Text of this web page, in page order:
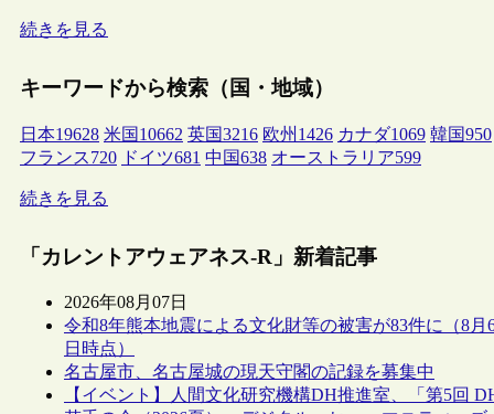
続きを見る
キーワードから検索（国・地域）
日本19628 米国 10662 英国3216 欧州 1426 カナダ1069 韓国950
フランス720 ドイツ681 中国638 オーストラリア599
続きを見る
「カレントアウェアネス-R」新着記事
2026年08月07日
令和8年熊本地震による文化財等の被害が83件に（8月
日時点）
名古屋市、名古屋城の現天守閣の記録を募集中
【イベント】人間文化研究機構DH推進室、「第5回